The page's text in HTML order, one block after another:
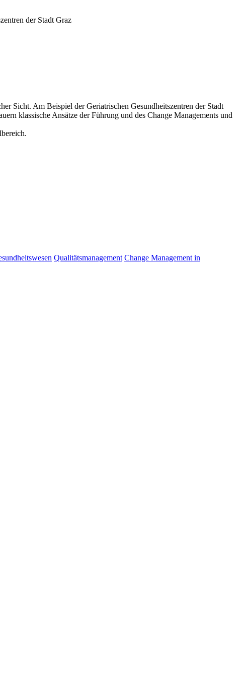
der Stadt Graz
Sicht. Am Beispiel der Geriatrischen Gesundheitszentren der Stadt
klassische Ansätze der Führung und des Change Managements und
Qualitätsmanagement Change Management in